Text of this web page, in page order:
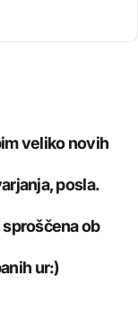
veliko novih
posla.
ob
ur:)